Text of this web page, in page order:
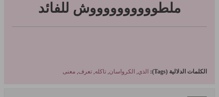
ملطووووووووووش للفائد
الكلمات الدلالية (Tags): الذي, الكرواسان, تاكله, تعرف, معنى